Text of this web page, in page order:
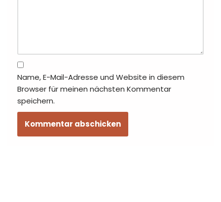
Name, E-Mail-Adresse und Website in diesem
Browser für meinen nächsten Kommentar
speichern.